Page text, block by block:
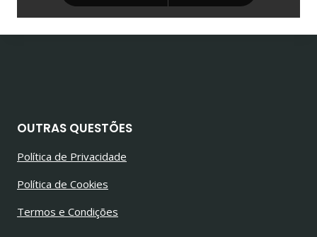
OUTRAS QUESTÕES
Política de Privacidade
Política de Cookies
Termos e Condições